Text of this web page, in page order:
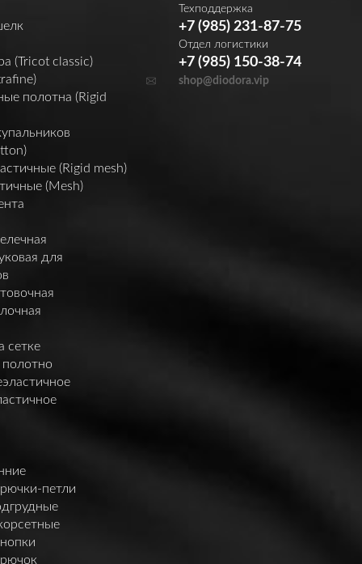
(Tricot classic)
полотна (Rigid
(Rigid mesh)
(Mesh)
для
сетке
петли
Техподдержка
+7 (985) 231-87-75
Отдел логистики
+7 (985) 150-38-74
shop@diodora.vip